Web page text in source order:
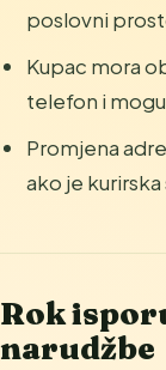
poslovni
Kupac mora
telefon i
Promjena
ako je
Rok
narudžbe